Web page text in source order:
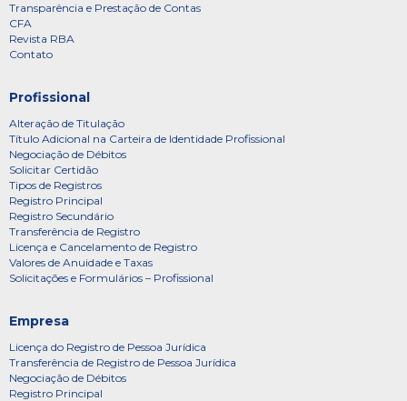
Transparência e Prestação de Contas
CFA
Revista RBA
Contato
Profissional
Alteração de Titulação
Título Adicional na Carteira de Identidade Profissional
Negociação de Débitos
Solicitar Certidão
Tipos de Registros
Registro Principal
Registro Secundário
Transferência de Registro
Licença e Cancelamento de Registro
Valores de Anuidade e Taxas
Solicitações e Formulários – Profissional
Empresa
Licença do Registro de Pessoa Jurídica
Transferência de Registro de Pessoa Jurídica
Negociação de Débitos
Registro Principal